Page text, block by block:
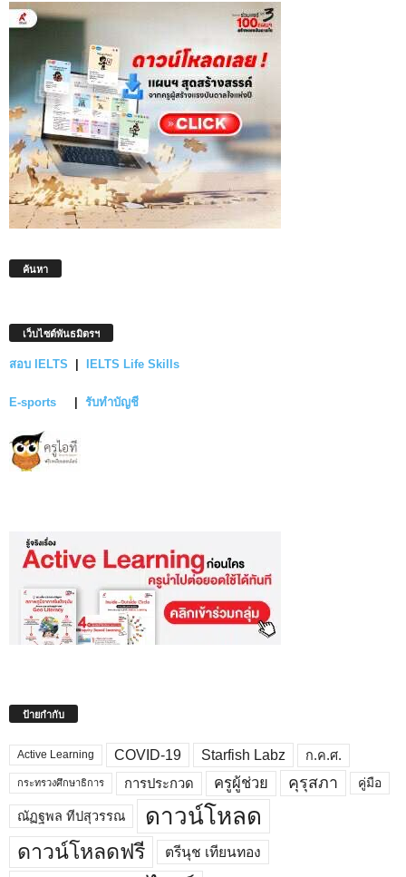
ค้นหา
เว็บไซต์พันธมิตรฯ
สอบ IELTS IELTS Life Skills
E-sports รับทำบัญชี
ป้ายกำกับ
Active Learning COVID-19 Starfish Labz ก.ค.ศ.
กระทรวงศึกษาธิการ การประกวด ครูผู้ช่วย คุรุสภา คู่มือ
ณัฏฐพล ทีปสุวรรณ ดาวน์โหลด
ดาวน์โหลดฟรี ตรีนุช เทียนทอง